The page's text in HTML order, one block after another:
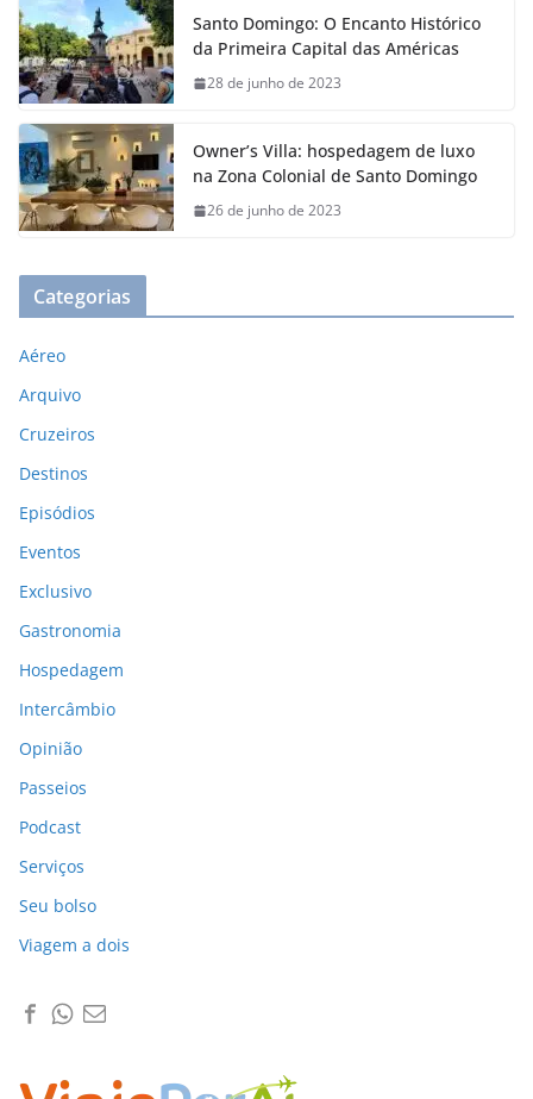
Santo Domingo: O Encanto Histórico
da Primeira Capital das Américas
28 de junho de 2023
Owner’s Villa: hospedagem de luxo
na Zona Colonial de Santo Domingo
26 de junho de 2023
Categorias
Aéreo
Arquivo
Cruzeiros
Destinos
Episódios
Eventos
Exclusivo
Gastronomia
Hospedagem
Intercâmbio
Opinião
Passeios
Podcast
Serviços
Seu bolso
Viagem a dois